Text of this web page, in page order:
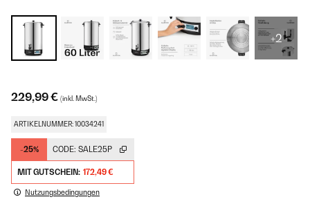
+2
229,99 € (inkl. MwSt.)
ARTIKELNUMMER: 10034241
-25% CODE: SALE25P
MIT GUTSCHEIN: 172,49 €
Nutzungsbedingungen